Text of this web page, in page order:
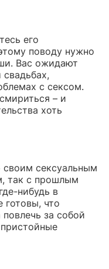
его
поводу нужно
Вас ожидают
с сексом.
– и
хоть
своим сексуальным
так с прошлым
нибудь в
готовы, что
за собой